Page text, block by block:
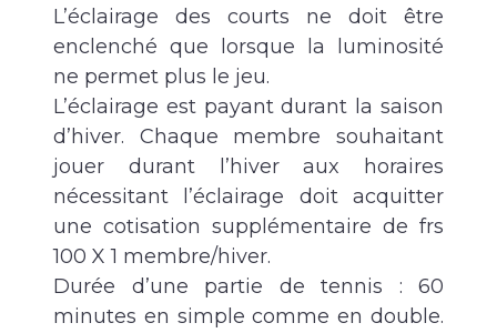
L’éclairage des courts ne doit être
enclenché que lorsque la luminosité
ne permet plus le jeu.
L’éclairage est payant durant la saison
d’hiver. Chaque membre souhaitant
jouer durant l’hiver aux horaires
nécessitant l’éclairage doit acquitter
une cotisation supplémentaire de frs
100 X 1 membre/hiver.
Durée d’une partie de tennis : 60
minutes en simple comme en double.